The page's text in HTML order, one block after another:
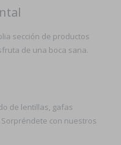
sección de productos
de una boca sana.
de lentillas, gafas
con nuestros